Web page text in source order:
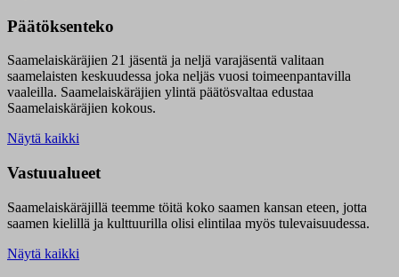
Päätöksenteko
Saamelaiskäräjien 21 jäsentä ja neljä varajäsentä valitaan
saamelaisten keskuudessa joka neljäs vuosi toimeenpantavilla
vaaleilla. Saamelaiskäräjien ylintä päätösvaltaa edustaa
Saamelaiskäräjien kokous.
Näytä kaikki
Vastuualueet
Saamelaiskäräjillä teemme töitä koko saamen kansan eteen, jotta
saamen kielillä ja kulttuurilla olisi elintilaa myös tulevaisuudessa.
Näytä kaikki